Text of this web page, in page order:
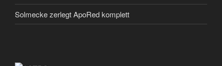
Solmecke zerlegt ApoRed komplett